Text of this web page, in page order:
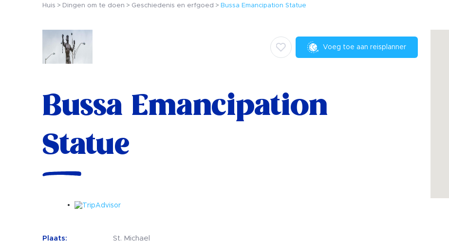
Huis Dingen om te doen Geschiedenis en erfgoed Bussa Emancipation Statue
Voeg toe aan reisplanner
Bussa Emancipation
Statue
Plaats: St. Michael